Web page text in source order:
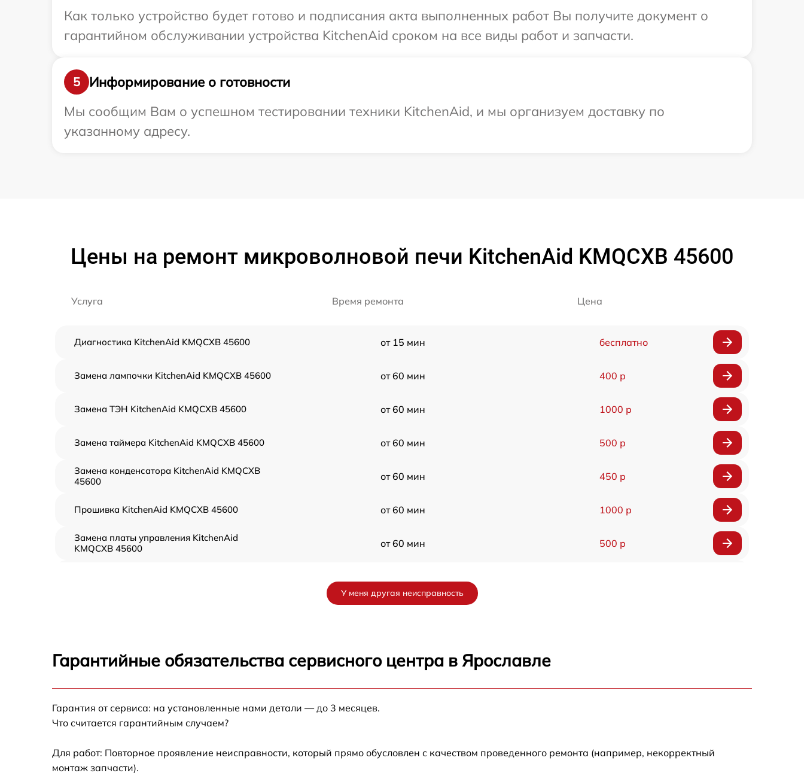
Как только устройство будет готово и подписания акта выполненных работ Вы получите документ о
гарантийном обслуживании устройства KitchenAid сроком на все виды работ и запчасти.
5
Информирование о готовности
Мы сообщим Вам о успешном тестировании техники KitchenAid, и мы организуем доставку по
указанному адресу.
Цены на ремонт микроволновой печи KitchenAid KMQCXB 45600
Услуга Время ремонта Цена
Диагностика KitchenAid KMQCXB 45600 от 15 мин бесплатно
Замена лампочки KitchenAid KMQCXB 45600 от 60 мин 400 р
Замена ТЭН KitchenAid KMQCXB 45600 от 60 мин 1000 р
Замена таймера KitchenAid KMQCXB 45600 от 60 мин 500 р
Замена конденсатора KitchenAid KMQCXB
45600
от 60 мин 450 р
Прошивка KitchenAid KMQCXB 45600 от 60 мин 1000 р
Замена платы управления KitchenAid
KMQCXB 45600
от 60 мин 500 р
Ремонт волновода KitchenAid KMQCXB 45600
KMQCXB 45600
Замена блока управления KitchenAid
У меня другая неисправность
Гарантийные обязательства сервисного центра в Ярославле
Гарантия от сервиса: на установленные нами детали — до 3 месяцев.
Что считается гарантийным случаем?
Для работ: Повторное проявление неисправности, который прямо обусловлен с качеством проведенного ремонта (например, некорректный
монтаж запчасти).